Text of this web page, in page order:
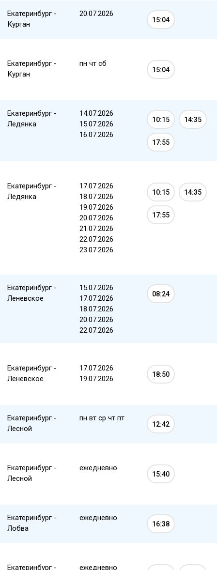
Екатеринбург -
Курган
20.07.2026
15:04
Екатеринбург -
Курган
пн чт сб
15:04
Екатеринбург -
Ледянка
14.07.2026
15.07.2026
16.07.2026
10:15 14:35
17:55
Екатеринбург -
Ледянка
17.07.2026
18.07.2026
19.07.2026
20.07.2026
21.07.2026
22.07.2026
23.07.2026
10:15 14:35
17:55
Екатеринбург -
Леневское
15.07.2026
17.07.2026
18.07.2026
20.07.2026
22.07.2026
08:24
Екатеринбург -
Леневское
17.07.2026
19.07.2026
18:50
Екатеринбург -
Лесной
пн вт ср чт пт
12:42
Екатеринбург -
Лесной
ежедневно
15:40
Екатеринбург -
Лобва
ежедневно
16:38
Екатеринбург - ежедневно